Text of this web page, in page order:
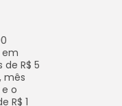
em
R$ 5
mês
o
R$ 1